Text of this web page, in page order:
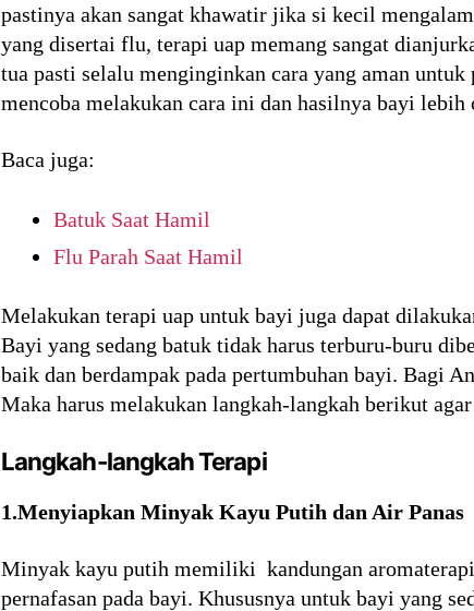
pastinya akan sangat khawatir jika si kecil
yang disertai flu, terapi uap memang sangat
tua pasti selalu menginginkan cara yang aman
mencoba melakukan cara ini dan hasilnya bayi
Baca juga:
Batuk Saat Hamil
Flu Parah Saat Hamil
Melakukan terapi uap untuk bayi juga dapat
Bayi yang sedang batuk tidak harus terburu-buru
baik dan berdampak pada pertumbuhan bayi. Bagi
Maka harus melakukan langkah-langkah berikut
Langkah-langkah Terapi
1.Menyiapkan Minyak Kayu Putih dan Air Panas
Minyak kayu putih memiliki kandungan
pernafasan pada bayi. Khususnya untuk bayi yang